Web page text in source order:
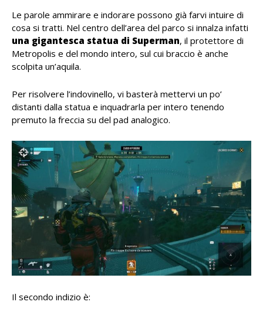
Le parole ammirare e indorare possono già farvi intuire di
cosa si tratti. Nel centro dell’area del parco si innalza infatti
una gigantesca statua di Superman, il protettore di
Metropolis e del mondo intero, sul cui braccio è anche
scolpita un’aquila.
Per risolvere l’indovinello, vi basterà mettervi un po’
distanti dalla statua e inquadrarla per intero tenendo
premuto la freccia su del pad analogico.
Il secondo indizio è: